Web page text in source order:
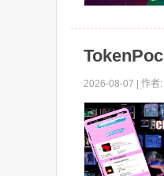
2026-08-07 | 作者: